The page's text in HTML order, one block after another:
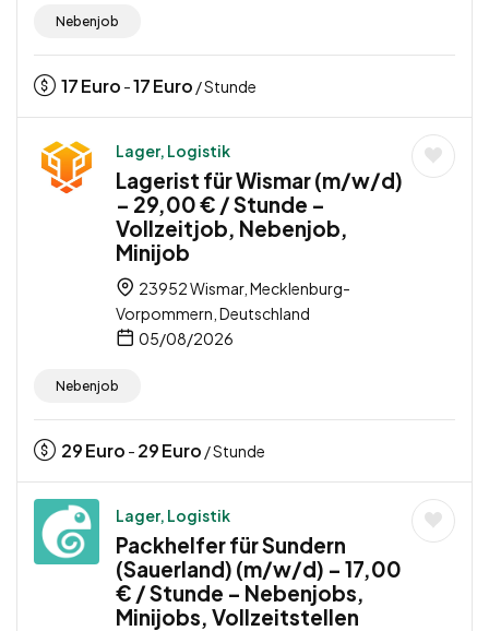
Nebenjob
17Euro -17Euro / Stunde
Lager, Logistik
Lagerist für Wismar (m/w/d)
– 29,00 € / Stunde –
Vollzeitjob, Nebenjob,
Minijob
23952 Wismar, Mecklenburg-
Vorpommern, Deutschland
05/08/2026
Nebenjob
29Euro - 29Euro / Stunde
Lager, Logistik
Packhelfer für Sundern
(Sauerland) (m/w/d) – 17,00
€ / Stunde – Nebenjobs,
Minijobs, Vollzeitstellen